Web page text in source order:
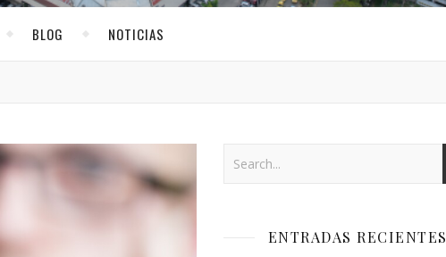
BLOG NOTICIAS
ENTRADAS RECIENTES